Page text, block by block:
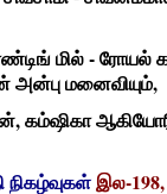
மில் - ரோயல்
அன்பு மனைவியும்,
கம்ஷிகா
இல-